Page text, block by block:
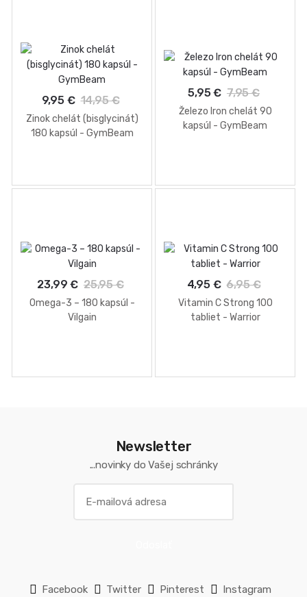
9,95 € 14,95 €
Zinok chelát (bisglycinát)
180 kapsúl - GymBeam
5,95 € 7,95 €
Železo Iron chelát 90
kapsúl - GymBeam
23,99 € 25,95 €
Omega-3 – 180 kapsúl -
Vilgain
4,95 € 6,95 €
Vitamin C Strong 100
tabliet - Warrior
Newsletter
...novinky do Vašej schránky
Facebook Twitter Pinterest Instagram